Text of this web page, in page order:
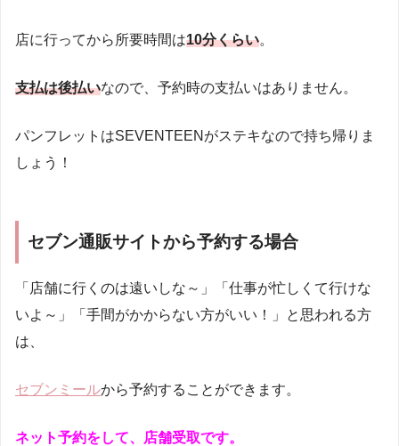
店に行ってから所要時間は10分くらい。
支払は後払いなので、予約時の支払いはありません。
パンフレットはSEVENTEENがステキなので持ち帰りま
しょう！
セブン通販サイトから予約する場合
「店舗に行くのは遠いしな～」「仕事が忙しくて行けな
いよ～」「手間がかからない方がいい！」と思われる方
は、
セブンミールから予約することができます。
ネット予約をして、店舗受取です。